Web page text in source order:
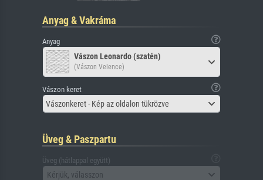
Anyag & Vakráma
Anyag
Vászon Leonardo (szatén)
(Vászon Velence)
Vászon keret
Vászonkeret - Kép az oldalon tükrözve
Üveg & Paszpartu
Üveg (hátlappal együtt)
Kérjük, válasszon